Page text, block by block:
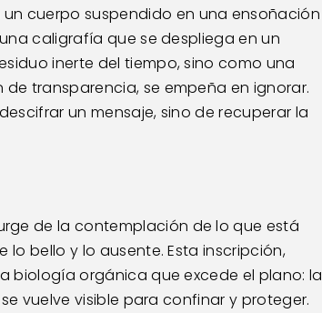
cuerpo suspendido en una ensoñación
caligrafía que se despliega en un
inerte del tiempo, sino como una
transparencia, se empeña en ignorar.
un mensaje, sino de recuperar la
de la contemplación de lo que está
bello y lo ausente. Esta inscripción,
biología orgánica que excede el plano: la
vuelve visible para confinar y proteger.